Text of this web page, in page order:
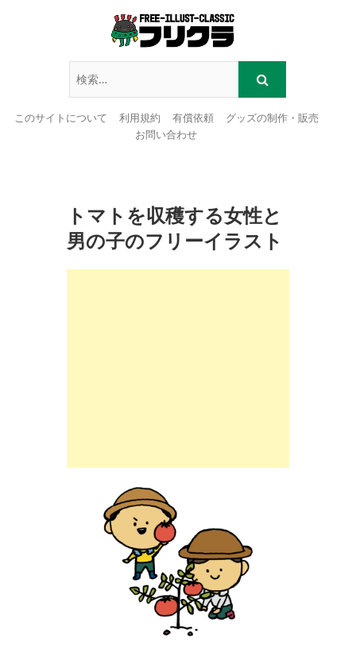
このサイトについて 利用規約 有償依頼
グッズの制作・販売
お問い合わせ
トマトを収穫する女性と
男の子のフリーイラスト